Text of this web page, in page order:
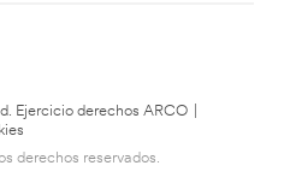
Ejercicio derechos ARCO
derechos reservados.